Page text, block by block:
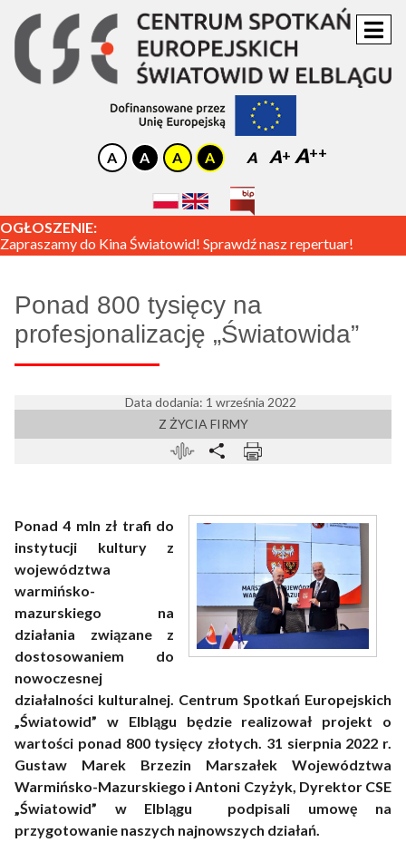
A A A
OGŁOSZENIE:
Zapraszamy do Kina Światowid! Sprawdź nasz repertuar!
Ponad 800 tysięcy na
profesjonalizację „Światowida”
Data dodania: 1 września 2022
Z ŻYCIA FIRMY
Ponad 4 mln zł trafi do
instytucji kultury z
województwa
warmińsko-
mazurskiego na
działania związane z
dostosowaniem do
nowoczesnej
działalności kulturalnej. Centrum Spotkań Europejskich
„Światowid” w Elblągu będzie realizował projekt o
wartości ponad 800 tysięcy złotych. 31 sierpnia 2022 r.
Gustaw Marek Brzezin Marszałek Województwa
Warmińsko-Mazurskiego i Antoni Czyżyk, Dyrektor CSE
„Światowid” w Elblągu podpisali umowę na
przygotowanie naszych najnowszych działań.